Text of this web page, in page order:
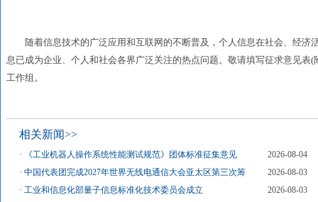
随着信息技术的广泛应用和互联网的不断普及，个人信息在社会、经济
息已成为企业、个人和社会各界广泛关注的热点问题。敬请填写征求意见表
工作组。
相关新闻>>
· 《工业机器人操作系统性能测试规范》团体标准征集意见
2026-08-04
·中国代表团完成2027年世界无线电通信大会亚太区第三次筹
2026-08-03
·工业和信息化部量子信息标准化技术委员会成立
2026-08-03